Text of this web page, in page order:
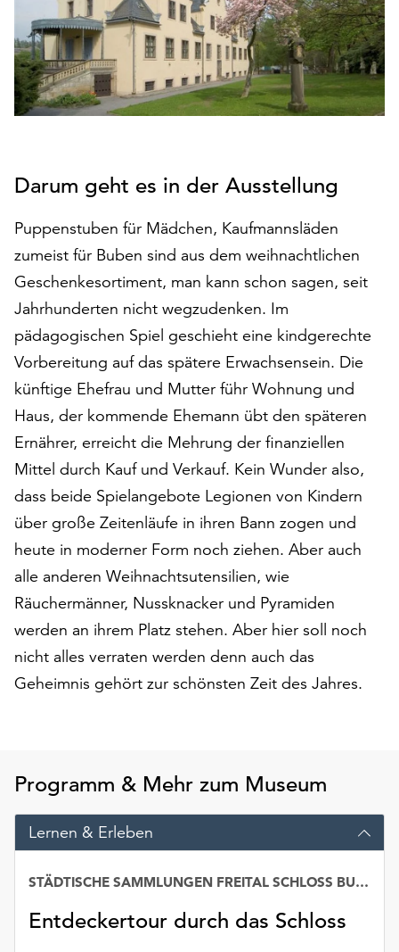
notwendig
sind
(funktionale
Cookies),
sowie
solche,
zu
anonymen
Statistikzwecken
genutzt
werden.
Klicken
Sie
auf
„Alle
akzeptieren“,
um
alle
Cookies
akzeptieren.
Sie
können
Ihr
Einverständnis
jederzeit
ändern
widerrufen.
Dafür
steht
Seite
Schaltfläche
„Cookie-
zur
Verfügung.
Funktionale
Darum geht es in der Ausstellung
Puppenstuben für Mädchen, Kaufmannsläden
zumeist für Buben sind aus dem weihnachtlichen
Geschenkesortiment, man kann schon sagen, seit
Jahrhunderten nicht wegzudenken. Im
pädagogischen Spiel geschieht eine kindgerechte
Vorbereitung auf das spätere Erwachsensein. Die
künftige Ehefrau und Mutter führ Wohnung und
Haus, der kommende Ehemann übt den späteren
Ernährer, erreicht die Mehrung der finanziellen
Mittel durch Kauf und Verkauf. Kein Wunder also,
dass beide Spielangebote Legionen von Kindern
über große Zeitenläufe in ihren Bann zogen und
heute in moderner Form noch ziehen. Aber auch
alle anderen Weihnachtsutensilien, wie
Räuchermänner, Nussknacker und Pyramiden
werden an ihrem Platz stehen. Aber hier soll noch
nicht alles verraten werden denn auch das
Geheimnis gehört zur schönsten Zeit des Jahres.
Programm & Mehr zum Museum
Lernen & Erleben
Entdeckertour durch das Schloss
STÄDTISCHE SAMMLUNGEN FREITAL SCHLOSS BURGK